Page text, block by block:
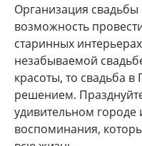
Организация свадьбы
возможность
старинных
незабываемой
красоты, то свадьба
решением.
удивительном
воспоминания,